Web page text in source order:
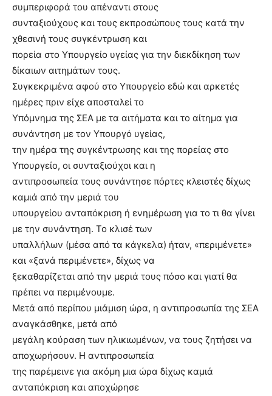
συμπεριφορά του απέναντι στους
συνταξιούχους και τους εκπροσώπους τους κατά την
χθεσινή τους συγκέντρωση και
πορεία στο Υπουργείο υγείας για την διεκδίκηση των
δίκαιων αιτημάτων τους.
Συγκεκριμένα αφού στο Υπουργείο εδώ και αρκετές
ημέρες πριν είχε αποσταλεί το
Υπόμνημα της ΣΕΑ με τα αιτήματα και το αίτημα για
συνάντηση με τον Υπουργό υγείας,
την ημέρα της συγκέντρωσης και της πορείας στο
Υπουργείο, οι συνταξιούχοι και η
αντιπροσωπεία τους συνάντησε πόρτες κλειστές δίχως
καμιά από την μεριά του
υπουργείου ανταπόκριση ή ενημέρωση για το τι θα γίνει
με την συνάντηση. Το κλισέ των
υπαλλήλων (μέσα από τα κάγκελα) ήταν, «περιμένετε»
και «ξανά περιμένετε», δίχως να
ξεκαθαρίζεται από την μεριά τους πόσο και γιατί θα
πρέπει να περιμένουμε.
Μετά από περίπου μιάμιση ώρα, η αντιπροσωπία της ΣΕΑ
αναγκάσθηκε, μετά από
μεγάλη κούραση των ηλικιωμένων, να τους ζητήσει να
αποχωρήσουν. Η αντιπροσωπεία
της παρέμεινε για ακόμη μια ώρα δίχως καμιά
ανταπόκριση και αποχώρησε